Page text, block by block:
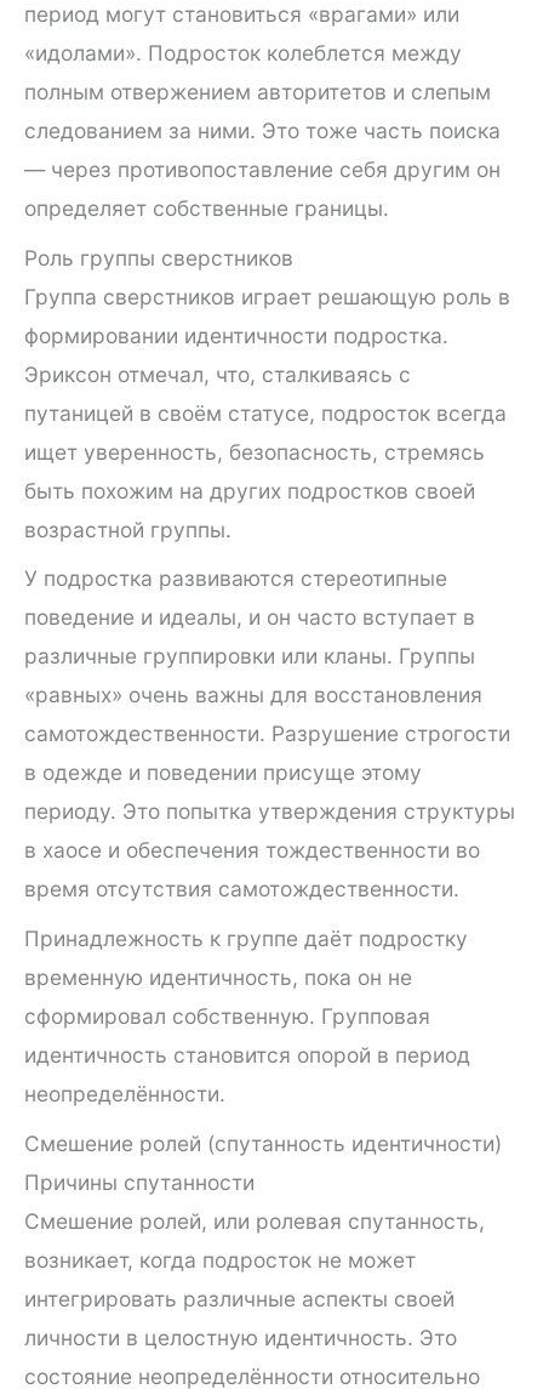
период могут становиться «врагами» или
«идолами». Подросток колеблется между
полным отвержением авторитетов и слепым
следованием за ними. Это тоже часть поиска
— через противопоставление себя другим он
определяет собственные границы.
Роль группы сверстников
Группа сверстников играет решающую роль в
формировании идентичности подростка.
Эриксон отмечал, что, сталкиваясь с
путаницей в своём статусе, подросток всегда
ищет уверенность, безопасность, стремясь
быть похожим на других подростков своей
возрастной группы.
У подростка развиваются стереотипные
поведение и идеалы, и он часто вступает в
различные группировки или кланы. Группы
«равных» очень важны для восстановления
самотождественности. Разрушение строгости
в одежде и поведении присуще этому
периоду. Это попытка утверждения структуры
в хаосе и обеспечения тождественности во
время отсутствия самотождественности.
Принадлежность к группе даёт подростку
временную идентичность, пока он не
сформировал собственную. Групповая
идентичность становится опорой в период
неопределённости.
Смешение ролей (спутанность идентичности)
Причины спутанности
Смешение ролей, или ролевая спутанность,
возникает, когда подросток не может
интегрировать различные аспекты своей
личности в целостную идентичность. Это
состояние неопределённости относительно